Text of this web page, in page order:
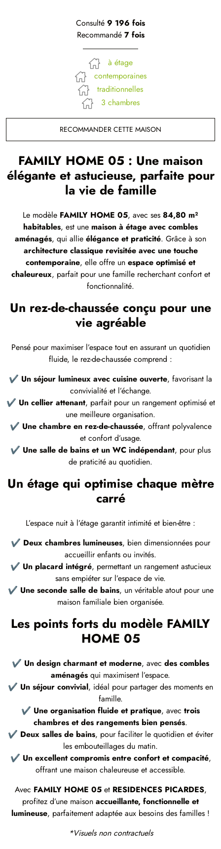
Consulté 9 196 fois
Recommandé 7 fois
à étage
contemporaines
traditionnelles
3 chambres
RECOMMANDER CETTE MAISON
FAMILY HOME 05 : Une maison
élégante et astucieuse, parfaite pour
la vie de famille
Le modèle FAMILY HOME 05, avec ses 84,80 m²
habitables, est une maison à étage avec combles
aménagés, qui allie élégance et praticité. Grâce à son
architecture classique revisitée avec une touche
contemporaine, elle offre un espace optimisé et
chaleureux, parfait pour une famille recherchant confort et
fonctionnalité.
Un rez-de-chaussée conçu pour une
vie agréable
Pensé pour maximiser l’espace tout en assurant un quotidien
fluide, le rez-de-chaussée comprend :
✔ Un séjour lumineux avec cuisine ouverte, favorisant la
convivialité et l’échange.
✔ Un cellier attenant, parfait pour un rangement optimisé et
une meilleure organisation.
✔ Une chambre en rez-de-chaussée, offrant polyvalence
et confort d’usage.
✔ Une salle de bains et un WC indépendant, pour plus
de praticité au quotidien.
Un étage qui optimise chaque mètre
carré
L’espace nuit à l’étage garantit intimité et bien-être :
✔ Deux chambres lumineuses, bien dimensionnées pour
accueillir enfants ou invités.
✔ Un placard intégré, permettant un rangement astucieux
sans empiéter sur l’espace de vie.
✔ Une seconde salle de bains, un véritable atout pour une
maison familiale bien organisée.
Les points forts du modèle FAMILY
HOME 05
✔ Un design charmant et moderne, avec des combles
aménagés qui maximisent l’espace.
✔ Un séjour convivial, idéal pour partager des moments en
famille.
✔ Une organisation fluide et pratique, avec trois
chambres et des rangements bien pensés.
✔ Deux salles de bains, pour faciliter le quotidien et éviter
les embouteillages du matin.
✔ Un excellent compromis entre confort et compacité,
offrant une maison chaleureuse et accessible.
Avec FAMILY HOME 05et RESIDENCES PICARDES,
profitez d’une maison accueillante, fonctionnelle et
lumineuse, parfaitement adaptée aux besoins des familles !
*Visuels non contractuels